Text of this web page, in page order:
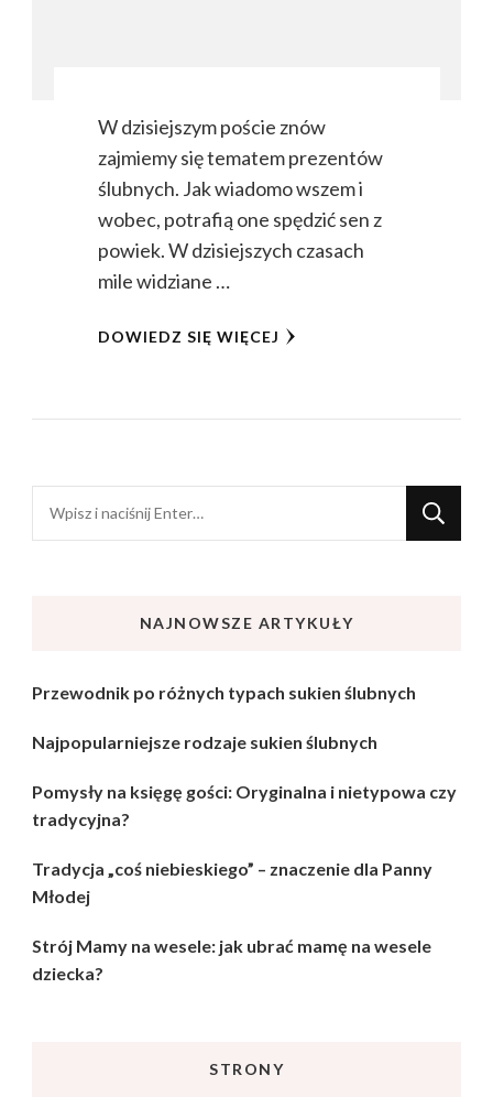
W dzisiejszym poście znów
zajmiemy się tematem prezentów
ślubnych. Jak wiadomo wszem i
wobec, potrafią one spędzić sen z
powiek. W dzisiejszych czasach
mile widziane …
DOWIEDZ SIĘ WIĘCEJ
czegoś?
NAJNOWSZE ARTYKUŁY
Przewodnik po różnych typach sukien ślubnych
Najpopularniejsze rodzaje sukien ślubnych
Pomysły na księgę gości: Oryginalna i nietypowa czy
tradycyjna?
Tradycja „coś niebieskiego” – znaczenie dla Panny
Młodej
Strój Mamy na wesele: jak ubrać mamę na wesele
dziecka?
STRONY